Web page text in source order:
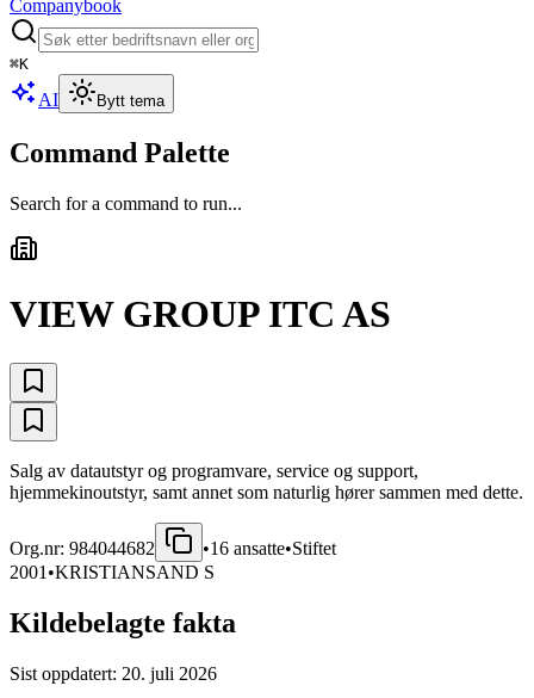
Companybook
⌘K
AI Bytt tema
Command Palette
Search for a command to run...
VIEW GROUP ITC AS
Salg av datautstyr og programvare, service og support,
hjemmekinoutstyr, samt annet som naturlig hører sammen med dette.
Org.nr: 984044682 •16 ansatte•Stiftet
2001 •KRISTIANSAND S
Kildebelagte fakta
Sist oppdatert: 20. juli 2026